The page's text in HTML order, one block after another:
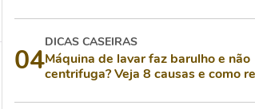
04
DICAS CASEIRAS
Máquina de lavar faz barulho e não
centrifuga? Veja 8 causas e como